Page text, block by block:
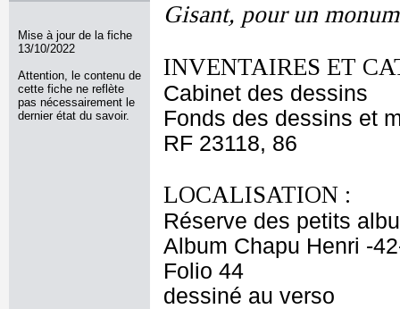
Mise à jour de la fiche
13/10/2022
Attention, le contenu de
cette fiche ne reflète
pas nécessairement le
dernier état du savoir.
Gisant, pour un
INVENTAIRES ET
Cabinet des dessins
Fonds des dessins et
RF 23118, 86
LOCALISATION :
Réserve des petits
Album Chapu Henri -
Folio 44
dessiné au verso